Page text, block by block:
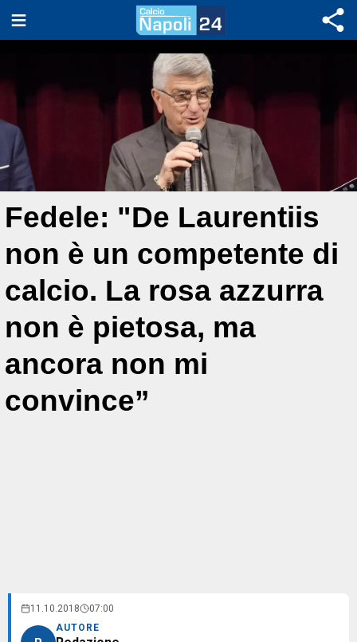
Fedele: "De Laurentiis
non è un competente di
calcio. La rosa azzurra
non è pietosa, ma
ancora non mi
convince”
11.10.2018 07:00
AUTORE